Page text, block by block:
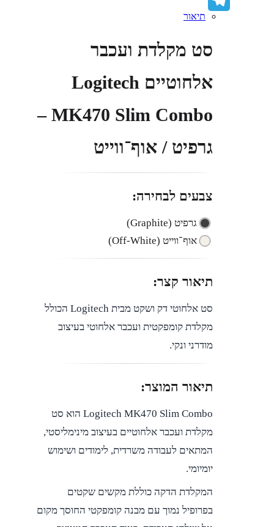
Telegram
תיאור
סט מקלדת ועכבר
אלחוטיים Logitech
MK470 Slim Combo –
גרפיט / אוף־ווייט
צבעים לבחירה:
גרפיט (Graphite)
אוף־ווייט (Off-White)
תיאור קצר:
סט אלחוטי דק ושקט מבית Logitech הכולל
מקלדת קומפקטית ועכבר אלחוטי בעיצוב
מודרני ונקי.
תיאור המוצר:
Logitech MK470 Slim Combo הוא סט
מקלדת ועכבר אלחוטיים בעיצוב מינימליסטי,
המתאים לעבודה משרדית, לימודים ושימוש
יומיומי.
המקלדת הדקה כוללת מקשים שקטים
בפרופיל נמוך עם מבנה קומפקטי החוסך מקום